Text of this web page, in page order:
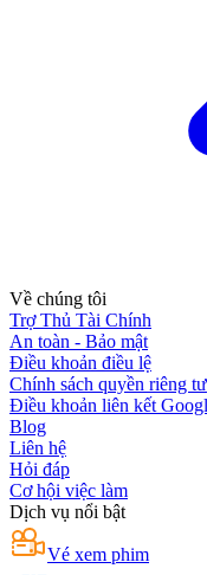
Về chúng tôi
Trợ Thủ Tài Chính
An toàn - Bảo mật
Điều khoản điều lệ
Chính sách quyền riêng tư
Điều khoản liên kết
Blog
Liên hệ
Hỏi đáp
Cơ hội việc làm
Dịch vụ nổi bật
Vé xem phim